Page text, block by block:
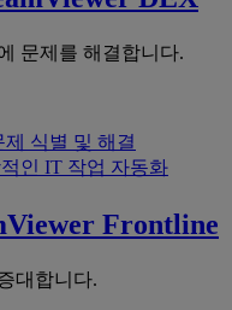
문제를 해결합니다.
제 식별 및 해결
인 IT 작업 자동화
Frontline
대합니다.